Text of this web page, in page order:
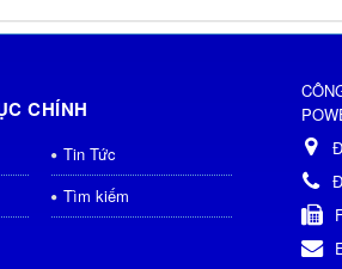
CHÍNH
Tin Tức
Tìm kiếm